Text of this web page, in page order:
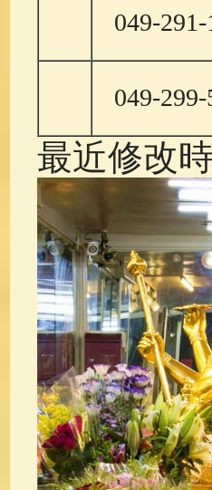
049-
049-299-
最近修改